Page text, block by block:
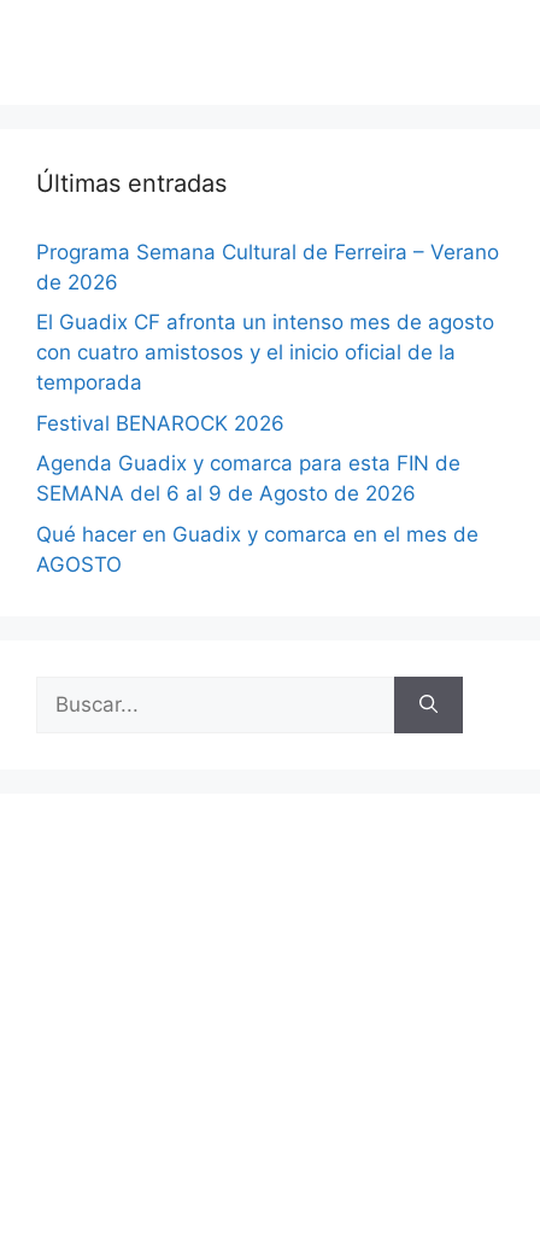
Últimas entradas
Programa Semana Cultural de Ferreira – Verano
de 2026
El Guadix CF afronta un intenso mes de agosto
con cuatro amistosos y el inicio oficial de la
temporada
Festival BENAROCK 2026
Agenda Guadix y comarca para esta FIN de
SEMANA del 6 al 9 de Agosto de 2026
Qué hacer en Guadix y comarca en el mes de
AGOSTO